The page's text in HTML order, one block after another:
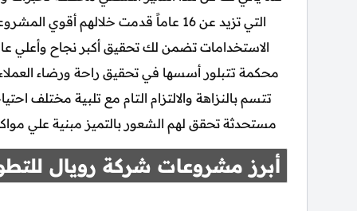
التي تزيد عن 16 عاماً قدمت خلالهم
الاستخدامات تضمن لك تحقيق أكبر نجاح وأعلي
محكمة تتبلور أسسها في تحقيق راحة ورضاء
تتسم بالنزاهة والالتزام التام مع تلبية مختلف
مستحدثة تحقق لهم الشعور بالتميز مبنية علي
أبرز مشروعات شركة رويال